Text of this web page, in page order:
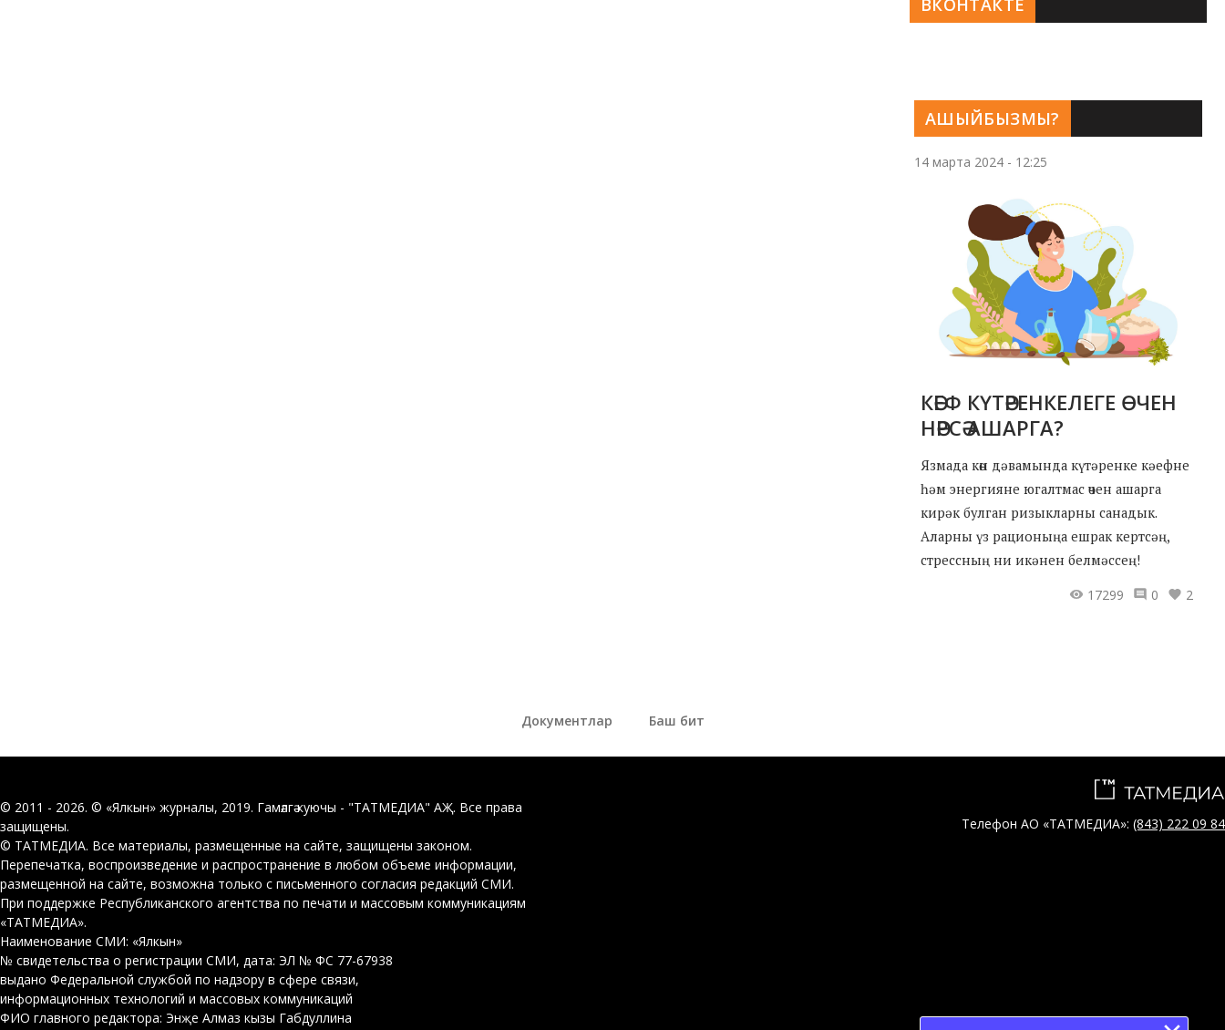
АШЫЙБЫЗМЫ?
14 марта 2024 - 12:25
КӘЕФ КҮТӘРЕНКЕЛЕГЕ ӨЧЕН
НӘРСӘ АШАРГА?
Язмада көн дәвамында күтәренке кәефне
һәм энергияне югалтмас өчен ашарга
кирәк булган ризыкларны санадык.
Аларны үз рационыңа ешрак кертсәң,
стрессның ни икәнен белмәссең!
17299
0 2
ВКОНТАКТЕ
Документлар Баш бит
© 2011 - 2026. © «Ялкын» журналы, 2019. Гамәлгә куючы - "ТАТМЕДИА" АҖ. Все права
защищены.
© ТАТМЕДИА. Все материалы, размещенные на сайте, защищены законом.
Перепечатка, воспроизведение и распространение в любом объеме информации,
размещенной на сайте, возможна только с письменного согласия редакций СМИ.
При поддержке Республиканского агентства по печати и массовым коммуникациям
«ТАТМЕДИА».
Наименование СМИ: «Ялкын»
№ свидетельства о регистрации СМИ, дата: ЭЛ № ФС 77-67938
выдано Федеральной службой по надзору в сфере связи,
информационных технологий и массовых коммуникаций
ФИО главного редактора: Энҗе Алмаз кызы Габдуллина
Телефон АО «ТАТМЕДИА»: (843) 222 09 84